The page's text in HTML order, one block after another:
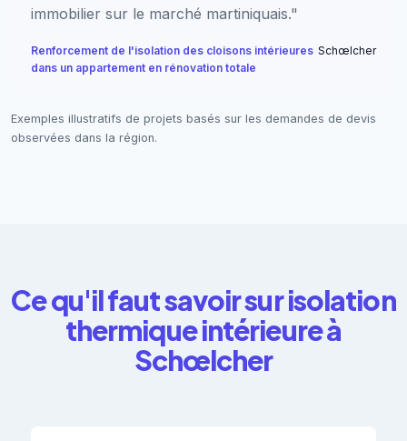
immobilier sur le marché martiniquais."
Renforcement de l'isolation des cloisons intérieures
dans un appartement en rénovation totale
Schœlcher
Exemples illustratifs de projets basés sur les demandes de devis
observées dans la région.
Ce qu'il faut savoir sur isolation
thermique intérieure à
Schœlcher